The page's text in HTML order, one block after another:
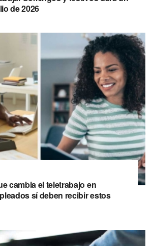
de 2026
cambia el teletrabajo en
sí deben recibir estos